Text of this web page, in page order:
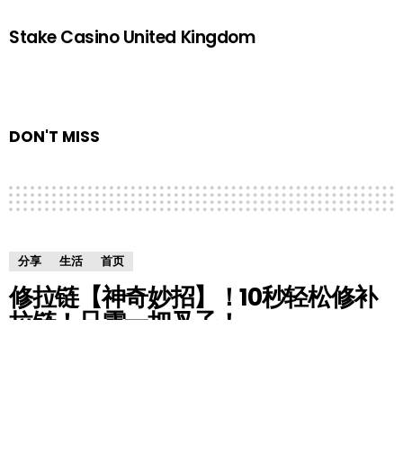
Stake Casino United Kingdom
DON'T MISS
分享 生活 首页
修拉链【神奇妙招】！10秒轻松修补
拉链！只需一把叉子！